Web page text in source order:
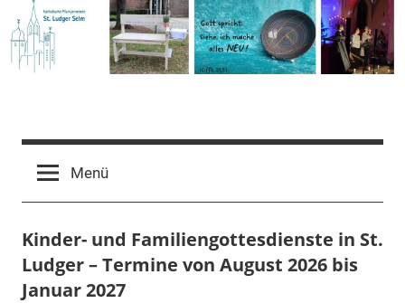
Inhalt
springen
Pfarrgemeinde
St.
Ludger
Selm
Menü
Kinder- und Familiengottesdienste in St.
Ludger – Termine von August 2026 bis
Januar 2027